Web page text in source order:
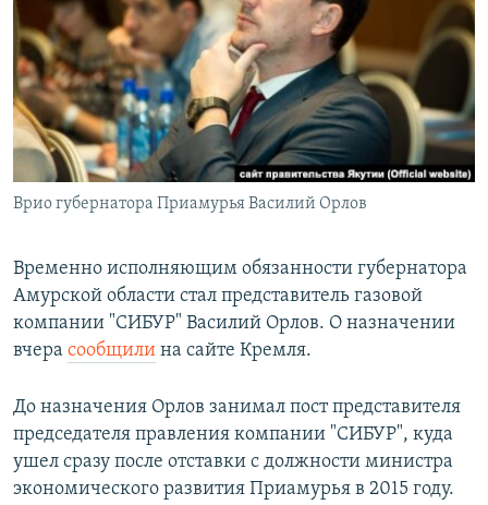
РАСПИСАНИЕ ВЕЩАНИЯ
ПОДПИШИТЕСЬ НА РАССЫЛКУ
СОЦИАЛЬНЫЕ СЕТИ
Все сайты РСЕ/РС
Врио губернатора Приамурья Василий Орлов
Временно исполняющим обязанности губернатора
Амурской области стал представитель газовой
компании "СИБУР" Василий Орлов. О назначении
вчера сообщили на сайте Кремля.
До назначения Орлов занимал пост представителя
председателя правления компании "СИБУР", куда
ушел сразу после отставки с должности министра
экономического развития Приамурья в 2015 году.